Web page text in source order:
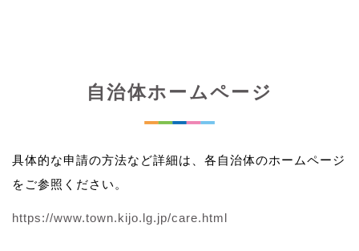
自治体ホームページ
具体的な申請の方法など詳細は、各自治体のホームページ
をご参照ください。
https://www.town.kijo.lg.jp/care.html